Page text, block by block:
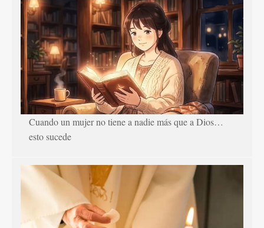
Cuando un mujer no tiene a nadie más que a Dios…
esto sucede